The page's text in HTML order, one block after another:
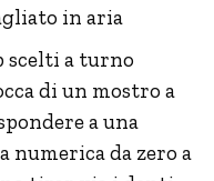
in aria
scelti a turno
di un mostro a
a una
numerica da zero a